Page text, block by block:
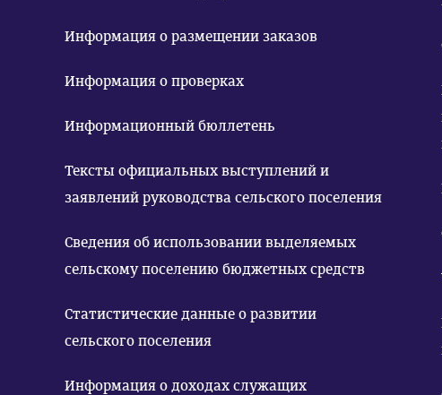
Информация о размещении заказов
Информация о проверках
Информационный бюллетень
Тексты официальных выступлений и
заявлений руководства сельского поселения
Сведения об использовании выделяемых
сельскому поселению бюджетных средств
Статистические данные о развитии
сельского поселения
Информация о доходах служащих